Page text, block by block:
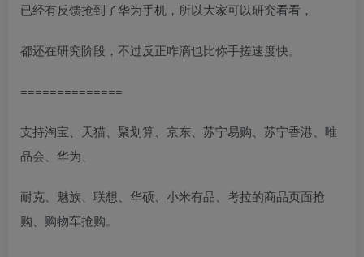
已经有反馈抢到了华为手机，所以大家可以研究看看，
都还在研究阶段，不过反正咋滴也比你手搓速度快。
==============
支持淘宝、天猫、聚划算、京东、苏宁易购、苏宁香港、唯
品会、华为、
耐克、魅族、联想、华硕、小米有品、考拉的商品页面抢
购、购物车抢购。